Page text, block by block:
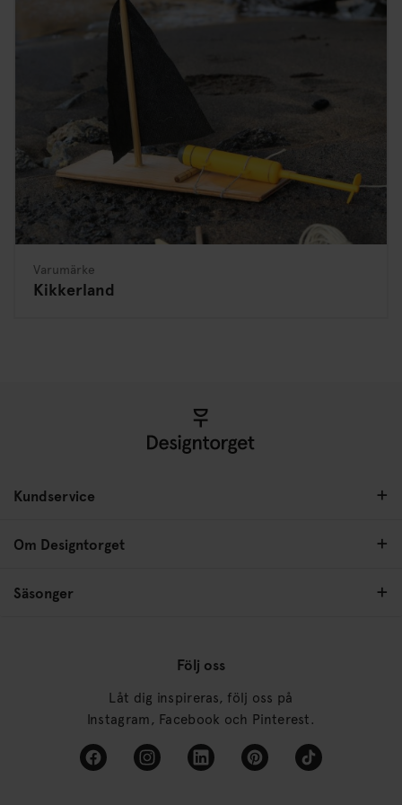
Varumärke
Kikkerland
Kundservice
Om Designtorget
Säsonger
Följ oss
Låt dig inspireras, följ oss på
Instagram, Facebook och Pinterest.